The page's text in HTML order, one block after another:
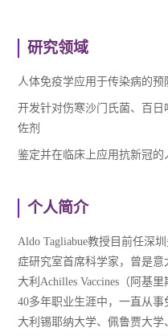
研究领域
人体免疫学应用于传染病的预
开发针对伤寒沙门氏菌、百
佐剂
鉴定并在临床上应用抗新冠的
个人简介
Aldo Tagliabue教授目前任深
症研究室首席科学家，曾是
大利Achilles Vaccines（阿基
40多年职业生涯中，一直从
大利锡耶纳大学、佩鲁贾大